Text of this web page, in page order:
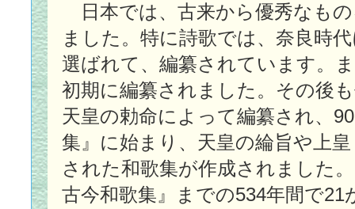
日本では、古来から優秀なも
ました。特に詩歌では、奈良時
選ばれて、編纂されています。
初期に編纂されました。その後
天皇の勅命によって編纂され、
集』に始まり、天皇の綸旨や上
された和歌集が作成されました
古今和歌集』までの534年間で